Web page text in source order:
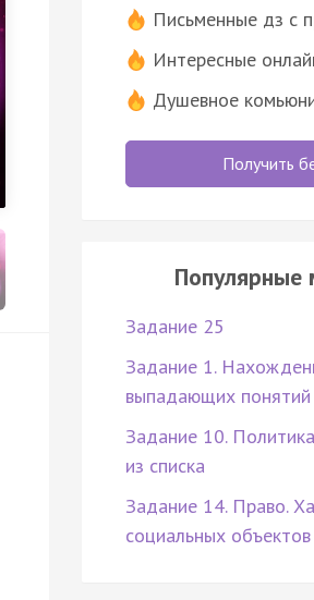
Письменные дз с
Интересные
Душевное
Получить
Популярные
Задание 25
Задание 1.
выпадающих понятий
Задание 10.
из списка
Задание 14. Право.
социальных объектов